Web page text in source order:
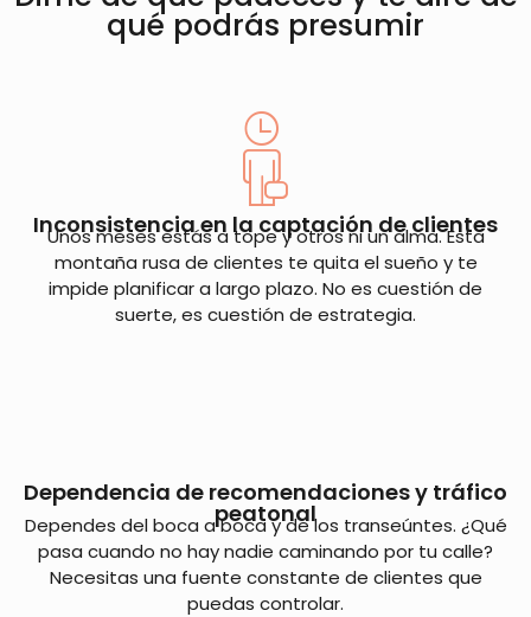
qué podrás presumir
Inconsistencia en la captación de clientes
Unos meses estás a tope y otros ni un alma. Esta
montaña rusa de clientes te quita el sueño y te
impide planificar a largo plazo. No es cuestión de
suerte, es cuestión de estrategia.
Dependencia de recomendaciones y tráfico
peatonal
Dependes del boca a boca y de los transeúntes. ¿Qué
pasa cuando no hay nadie caminando por tu calle?
Necesitas una fuente constante de clientes que
puedas controlar.